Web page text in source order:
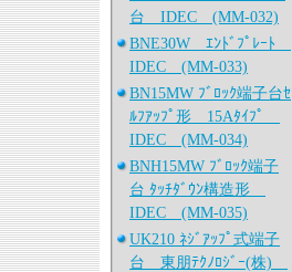
台 IDEC (MM-032)
BNE30W ｴﾝﾄﾞﾌﾟﾚｰﾄ
IDEC (MM-033)
BN15MW ﾌﾞﾛｯｸ端子台ｾ
ﾙﾌｱｯﾌﾟ形 15Aﾀｲﾌﾟ
IDEC (MM-034)
BNH15MW ﾌﾞﾛｯｸ端子
台 ﾀｯﾁﾀﾞｳﾝ構造形
IDEC (MM-035)
UK210 ﾈｼﾞｱｯﾌﾟ式端子
台 東朋ﾃｸﾉﾛｼﾞｰ(株)